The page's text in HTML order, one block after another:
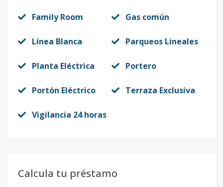
Family Room Gas común
Línea Blanca Parqueos Lineales
Planta Eléctrica Portero
Portón Eléctrico Terraza Exclusiva
Vigilancia 24 horas
Calcula tu préstamo